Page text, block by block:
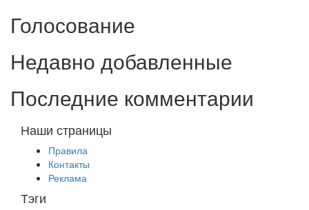
Голосование
Недавно добавленные
Последние комментарии
Наши страницы
Правила
Контакты
Реклама
Тэги